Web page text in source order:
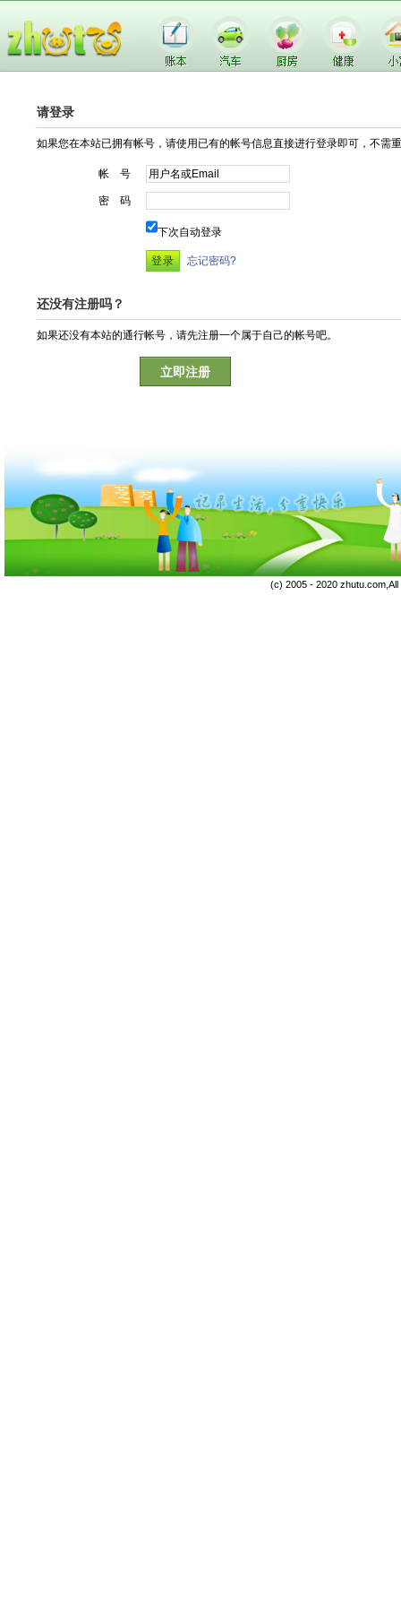
请登录
如果您在本站已拥有帐号，请使用已有的帐号信息直接进行登录即可，不需
帐 号
密 码
下次自动登录
忘记密码?
还没有注册吗？
如果还没有本站的通行帐号，请先注册一个属于自己的帐号吧。
立即注册
(c) 2005 - 2020